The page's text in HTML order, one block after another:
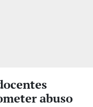
abuso